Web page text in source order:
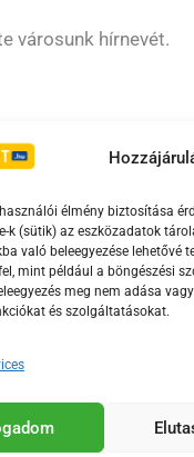
élmény biztosítása
k (sütik) az eszközadatok
való beleegyezése lehetővé
mint például a böngészési
meg nem adása
és szolgáltatásokat.
városunk hírnevét.
Irányelvek
támogatja.